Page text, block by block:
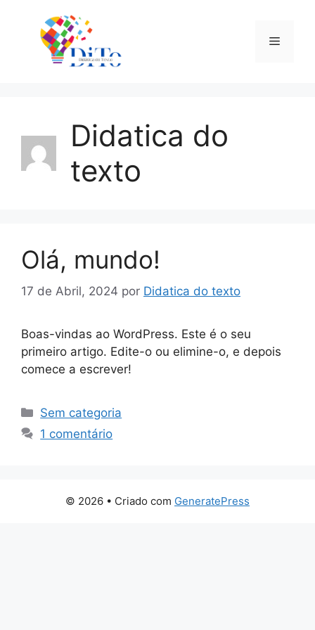
conteúdo
Menu
Didatica do
texto
Olá, mundo!
17 de Abril, 2024 por Didatica do texto
Boas-vindas ao WordPress. Este é o seu
primeiro artigo. Edite-o ou elimine-o, e depois
comece a escrever!
Categorias
Sem categoria
1 comentário
© 2026 • Criado com GeneratePress